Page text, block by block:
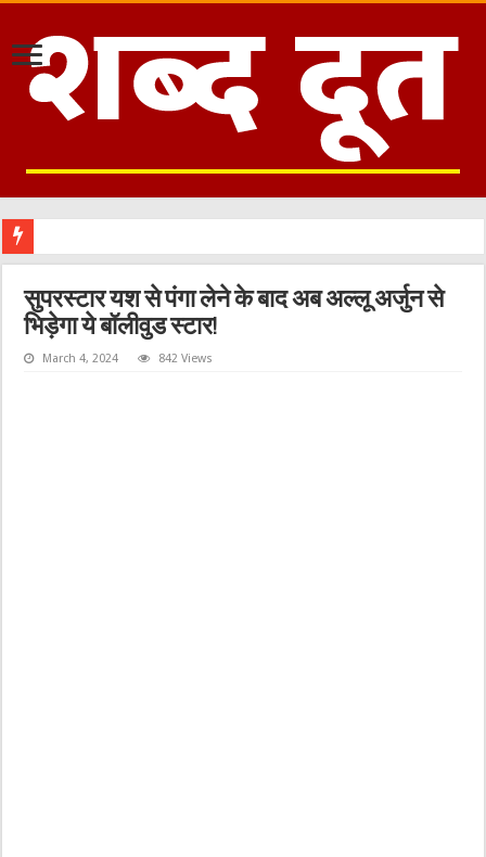
सुपरस्टार यश से पंगा लेने के बाद अब अल्लू अर्जुन से
भिड़ेगा ये बॉलीवुड स्टार!
March 4, 2024 842 Views